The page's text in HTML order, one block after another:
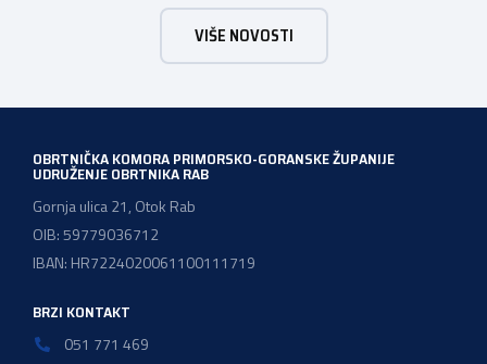
manifestacije kojom Kvarner i službeno započinje svoju
godinu kao Europska regija gastronomije. Pod sloganom
Kvarner za stolom – Povratak baštini, […]
VIŠE NOVOSTI
OBRTNIČKA KOMORA PRIMORSKO-GORANSKE ŽUPANIJE
UDRUŽENJE OBRTNIKA RAB
Gornja ulica 21, Otok Rab
OIB: 59779036712
IBAN: HR7224020061100111719
BRZI KONTAKT
051 771 469